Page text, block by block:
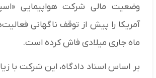
وضعیت مالی شرکت هواپیمایی
آمریکا را پیش از توقف ناگهانی
ماه جاری میلادی فاش کرده است.
بر اساس اسناد دادگاه، این شرکت با